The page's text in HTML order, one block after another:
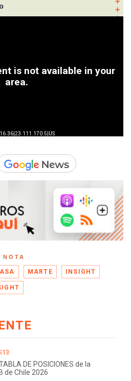
NOTA
MARTE INSIGHT
DE POSICIONES de la
de Chile 2026